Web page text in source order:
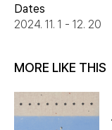
Dates
2024. 11. 1 - 12. 20
MORE LIKE THIS